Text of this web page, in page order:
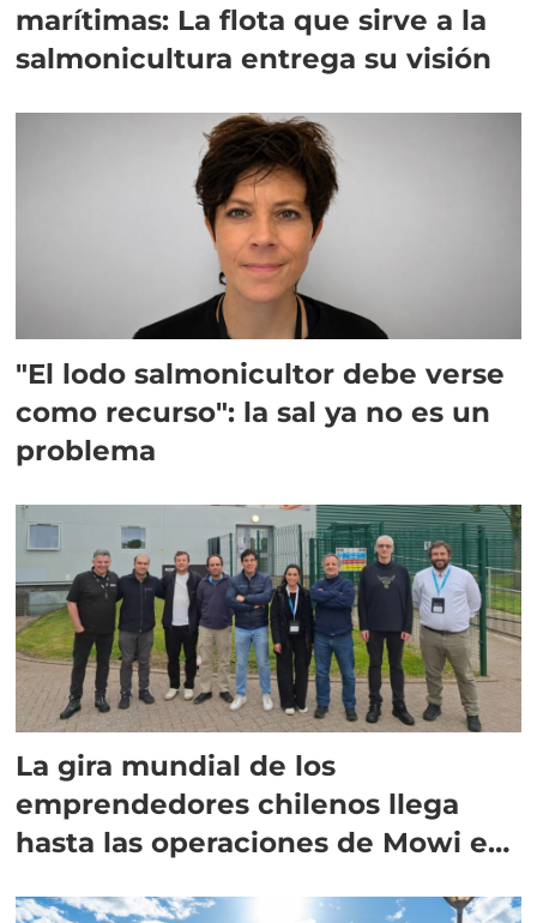
marítimas: La flota que sirve a la
salmonicultura entrega su visión
"El lodo salmonicultor debe verse
como recurso": la sal ya no es un
problema
La gira mundial de los
emprendedores chilenos llega
hasta las operaciones de Mowi en